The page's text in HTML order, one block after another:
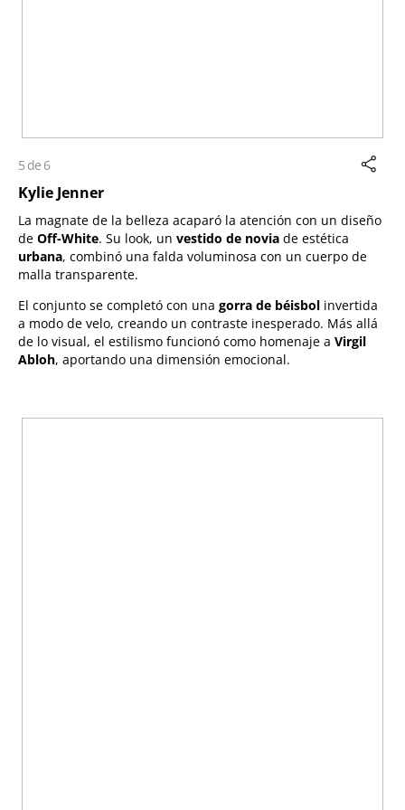
5 de 6
Kylie Jenner
La magnate de la belleza acaparó la atención con un diseño
de Off-White. Su look, un vestido de novia de estética
urbana, combinó una falda voluminosa con un cuerpo de
malla transparente.
El conjunto se completó con una gorra de béisbol invertida
a modo de velo, creando un contraste inesperado. Más allá
de lo visual, el estilismo funcionó como homenaje a Virgil
Abloh, aportando una dimensión emocional.